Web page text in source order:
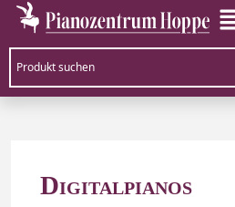
Digitalpianos